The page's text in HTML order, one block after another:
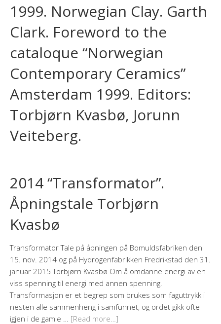
1999. Norwegian Clay. Garth
Clark. Foreword to the
cataloque “Norwegian
Contemporary Ceramics”
Amsterdam 1999. Editors:
Torbjørn Kvasbø, Jorunn
Veiteberg.
2014 “Transformator”.
Åpningstale Torbjørn
Kvasbø
Transformator Tale på åpningen på Bomuldsfabriken den
15. nov. 2014 og på Hydrogenfabrikken Fredrikstad den 31.
januar 2015 Torbjørn Kvasbø Om å omdanne energi av en
viss spenning til energi med annen spenning.
Transformasjon er et begrep som brukes som faguttrykk i
nesten alle sammenheng i samfunnet, og ordet gikk ofte
igjen i de gamle … [Read more…]